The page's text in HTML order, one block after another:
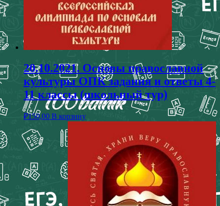
20.10.2021. Основы православной
культуры ОПК задания и ответы 4-
11 классы (школьный тур)
₽150,00 В корзину